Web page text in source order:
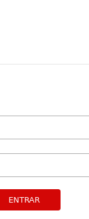
ENTRAR